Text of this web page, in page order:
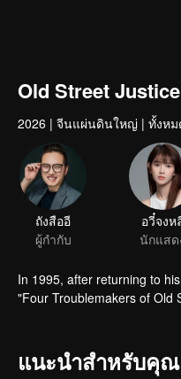
Old Street Justice
2026 | จีนแผ่นดินใหญ่ | ทั้งห
ถังสืออี
ผู้กำกับ
อวี๋จงห
นักแสด
In 1995, after returning to
"Four Troublemakers of Old
แนะนำสำหรับคุณ